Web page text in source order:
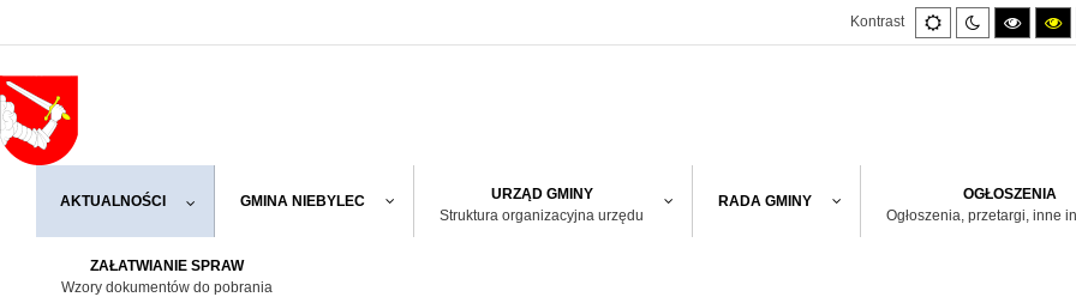
Kontrast
Default
mode
Night
mode
High
AKTUALNOŚCI GMINA NIEBYLEC
URZĄD GMINY
Struktura organizacyjna urzędu
RADA GMINY
OGŁOSZENIA
Ogłoszenia, przetargi, inne
ZAŁATWIANIE SPRAW
Wzory dokumentów do pobrania